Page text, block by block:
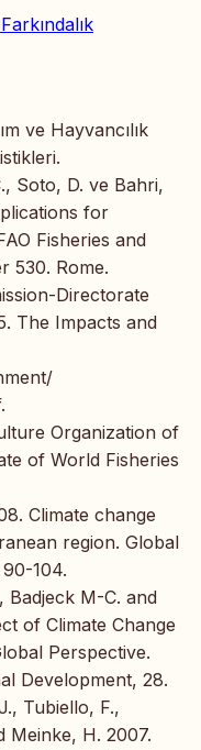
ve Hayvancılık
Soto, D. ve Bahri,
for
Fisheries and
530. Rome.
Directorate
The Impacts and
Organization of
of World Fisheries
Climate change
region. Global
104.
Badjeck M-C. and
of Climate Change
Perspective.
Development, 28.
Tubiello, F.,
Meinke, H. 2007.